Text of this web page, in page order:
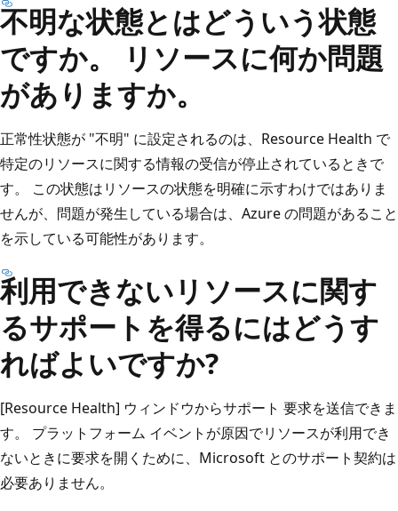
不明な状態とはどういう状態
ですか。 リソースに何か問題
がありますか。
正常性状態が "不明" に設定されるのは、Resource Health で
特定のリソースに関する情報の受信が停止されているときで
す。 この状態はリソースの状態を明確に示すわけではありま
せんが、問題が発生している場合は、Azure の問題があること
を示している可能性があります。
利用できないリソースに関す
るサポートを得るにはどうす
ればよいですか?
[Resource Health] ウィンドウからサポート 要求を送信できま
す。 プラットフォーム イベントが原因でリソースが利用でき
ないときに要求を開くために、Microsoft とのサポート契約は
必要ありません。